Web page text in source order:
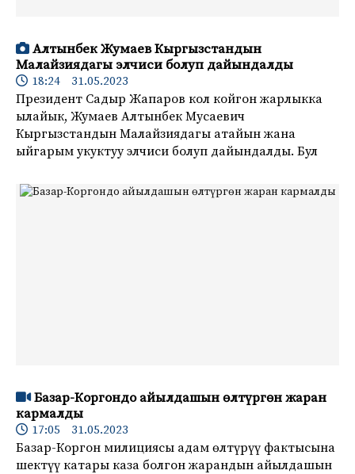
Алтынбек Жумаев Кыргызстандын
Малайзиядагы элчиси болуп дайындалды
18:24 31.05.2023
Президент Садыр Жапаров кол койгон жарлыкка
ылайык, Жумаев Алтынбек Мусаевич
Кыргызстандын Малайзиядагы атайын жана
ыйгарым укуктуу элчиси болуп дайындалды. Бул
Базар-Коргондо айылдашын өлтүргөн жаран
кармалды
17:05 31.05.2023
Базар-Коргон милициясы адам өлтүрүү фактысына
шектүү катары каза болгон жарандын айылдашын